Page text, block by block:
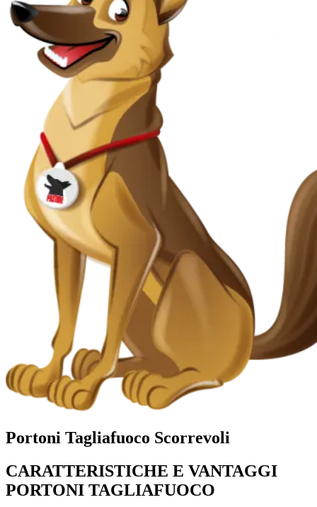
Portoni Tagliafuoco Scorrevoli
CARATTERISTICHE E VANTAGGI
PORTONI TAGLIAFUOCO